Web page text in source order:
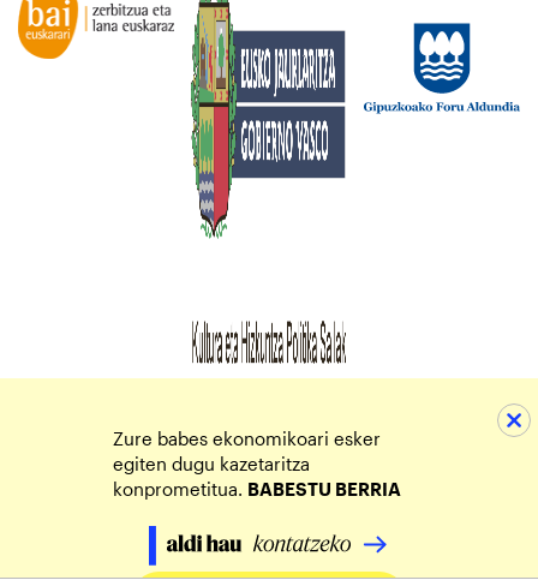
Zure babes ekonomikoari esker
egiten dugu kazetaritza
konprometitua. BABESTU BERRIA